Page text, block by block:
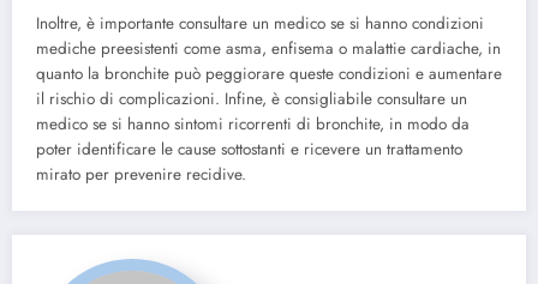
Inoltre, è importante consultare un medico se si hanno condizioni
mediche preesistenti come asma, enfisema o malattie cardiache, in
quanto la bronchite può peggiorare queste condizioni e aumentare
il rischio di complicazioni. Infine, è consigliabile consultare un
medico se si hanno sintomi ricorrenti di bronchite, in modo da
poter identificare le cause sottostanti e ricevere un trattamento
mirato per prevenire recidive.